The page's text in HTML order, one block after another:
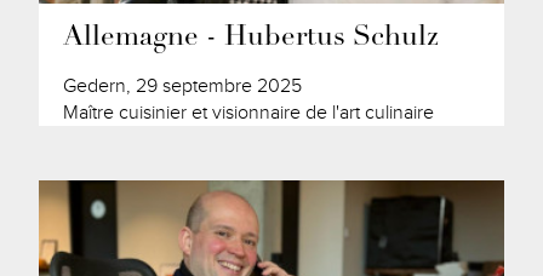
Allemagne - Hubertus Schulz
Gedern, 29 septembre 2025
Maître cuisinier et visionnaire de l'art culinaire